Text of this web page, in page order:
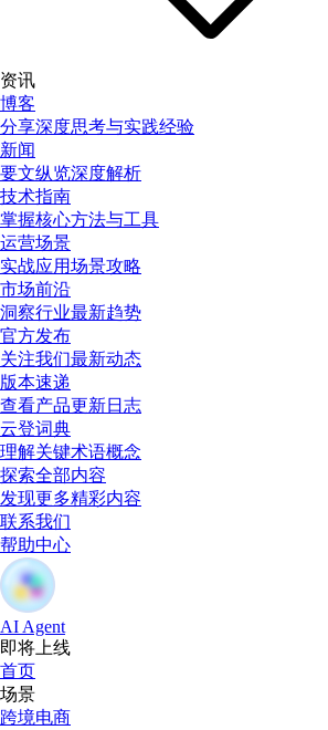
资讯
博客
分享深度思考与实践经验
新闻
要文纵览深度解析
技术指南
掌握核心方法与工具
运营场景
实战应用场景攻略
市场前沿
洞察行业最新趋势
官方发布
关注我们最新动态
版本速递
查看产品更新日志
云登词典
理解关键术语概念
探索全部内容
发现更多精彩内容
联系我们
帮助中心
AI Agent
即将上线
首页
场景
跨境电商